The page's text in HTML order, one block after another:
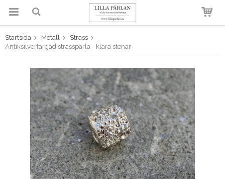
Produkten har blivit tillagd i
varukorgen
Startsida Metall
Strass
Antiksilverfärgad strasspärla - klara stenar